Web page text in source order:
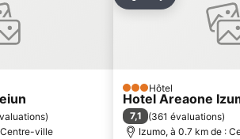
)
Centre-ville
3 Étoiles
Hôtel
Hotel Areaone
7,1 (361 évaluations)
Izumo, à 0.7 km de :